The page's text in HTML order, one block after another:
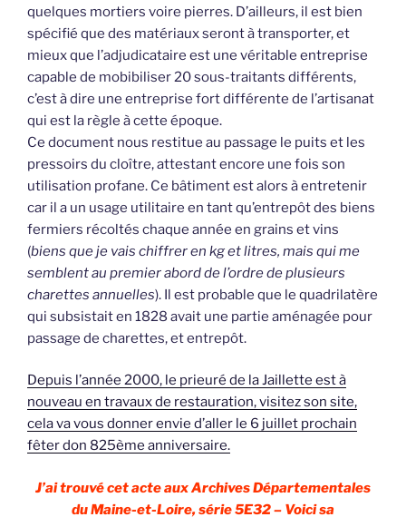
quelques mortiers voire pierres. D’ailleurs, il est bien
spécifié que des matériaux seront à transporter, et
mieux que l’adjudicataire est une véritable entreprise
capable de mobibiliser 20 sous-traitants différents,
c’est à dire une entreprise fort différente de l’artisanat
qui est la règle à cette époque.
Ce document nous restitue au passage le puits et les
pressoirs du cloître, attestant encore une fois son
utilisation profane. Ce bâtiment est alors à entretenir
car il a un usage utilitaire en tant qu’entrepôt des biens
fermiers récoltés chaque année en grains et vins
(biens que je vais chiffrer en kg et litres, mais qui me
semblent au premier abord de l’ordre de plusieurs
charettes annuelles). Il est probable que le quadrilatère
qui subsistait en 1828 avait une partie aménagée pour
passage de charettes, et entrepôt.
Depuis l’année 2000, le prieuré de la Jaillette est à
nouveau en travaux de restauration, visitez son site,
cela va vous donner envie d’aller le 6 juillet prochain
fêter don 825ème anniversaire.
J’ai trouvé cet acte aux Archives Départementales
du Maine-et-Loire, série 5E32 – Voici sa